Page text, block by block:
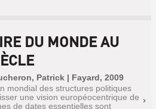
DU MONDE AU
Patrick | Fayard, 2009
mondial des structures politiques
une vision européocentrique de
de dates essentielles sont